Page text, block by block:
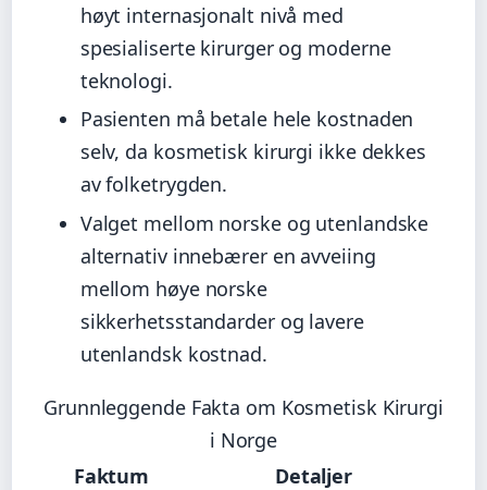
høyt internasjonalt nivå med
spesialiserte kirurger og moderne
teknologi.
Pasienten må betale hele kostnaden
selv, da kosmetisk kirurgi ikke dekkes
av folketrygden.
Valget mellom norske og utenlandske
alternativ innebærer en avveiing
mellom høye norske
sikkerhetsstandarder og lavere
utenlandsk kostnad.
Grunnleggende Fakta om Kosmetisk Kirurgi
i Norge
Faktum
Detaljer